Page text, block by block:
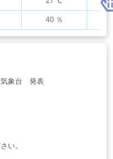
40 ％
気象台 発表
い。